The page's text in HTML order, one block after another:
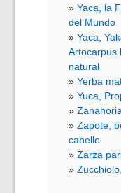
Yaca, la
del Mundo
Yaca,
Artocarpus
natural
Yerba
Yuca,
Zapote,
cabello
Zarza